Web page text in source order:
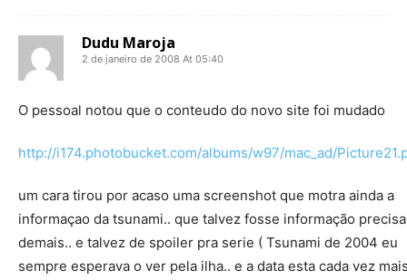
Dudu Maroja
2 de janeiro de 2008 At 05:40
O pessoal notou que o conteudo do novo site foi mudado
http://i174.photobucket.com/albums/w97/mac_ad/
um cara tirou por acaso uma screenshot que motra ainda a
informaçao da tsunami.. que talvez fosse informação precisa
demais.. e talvez de spoiler pra serie ( Tsunami de 2004 eu
sempre esperava o ver pela ilha.. e a data esta cada vez